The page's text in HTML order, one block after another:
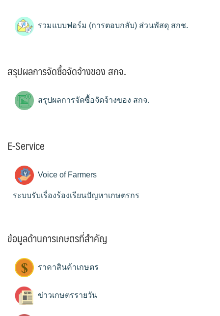
รวมแบบฟอร์ม (การตอบกลับ) ส่วนพัสดุ สกช.
สรุปผลการจัดซื้อจัดจ้างของ สกจ.
สรุปผลการจัดซื้อจัดจ้างของ สกจ.
E-Service
Voice of Farmers
ระบบรับเรื่องร้องเรียนปัญหาเกษตรกร
ข้อมูลด้านการเกษตรที่สำคัญ
ราคาสินค้าเกษตร
ข่าวเกษตรรายวัน